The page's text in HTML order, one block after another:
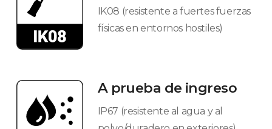
IK08 (resistente a fuertes fuerzas
físicas en entornos hostiles)​
A prueba de ingreso​
IP67 (resistente al agua y al